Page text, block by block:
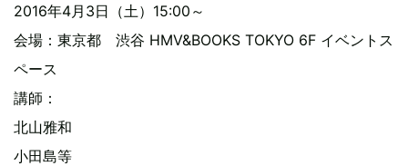
2016年4月3日（土）15:00～
会場：東京都 渋谷 HMV&BOOKS TOKYO 6F イベントス
ペース
講師：
北山雅和
小田島等